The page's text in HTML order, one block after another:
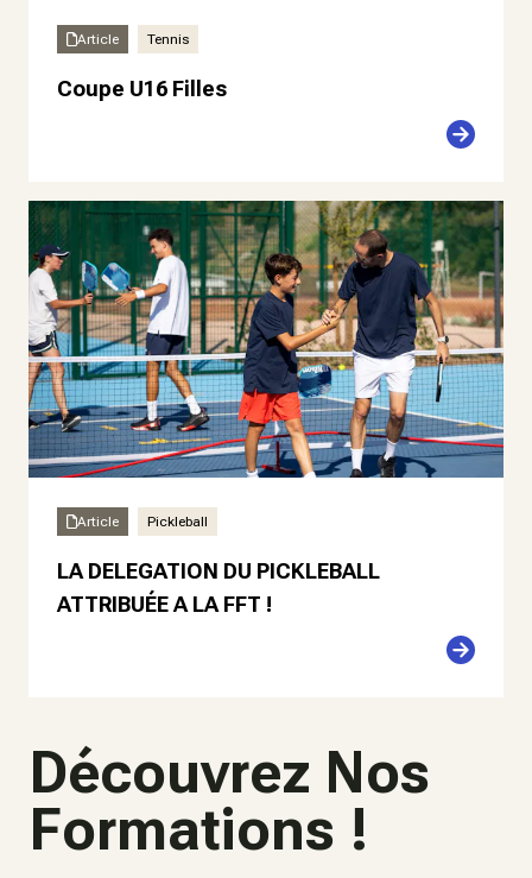
Article Tennis
Coupe U16 Filles
Article Pickleball
LA DELEGATION DU PICKLEBALL
ATTRIBUÉE A LA FFT !
Découvrez Nos
Formations !